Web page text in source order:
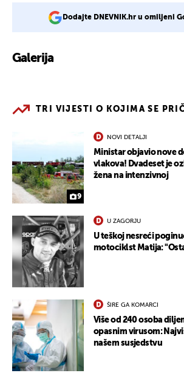
Dodajte DNEVNIK.hr u omiljeni
Galerija
TRI VIJESTI O KOJIMA SE
9
NOVI DETALJI
Ministar objavio nove
vlakova! Dvadeset je
žena na intenzivnoj
U ZAGORJU
U teškoj nesreći
motociklst Matija:
ŠIRE GA KOMARCI
Više od 240 osoba
opasnim virusom:
našem susjedstvu